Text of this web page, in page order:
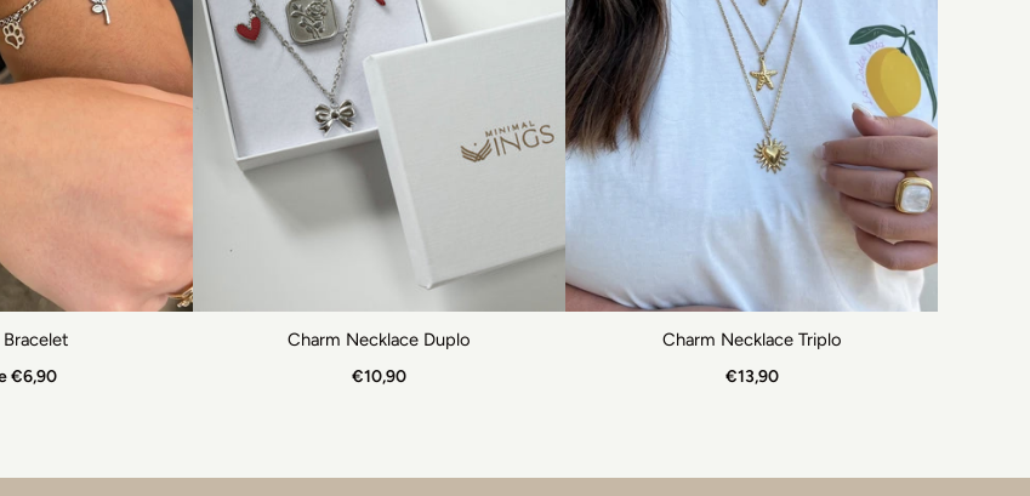
€6,90
Charm Necklace Duplo
€10,90
Charm Necklace Triplo
€13,90